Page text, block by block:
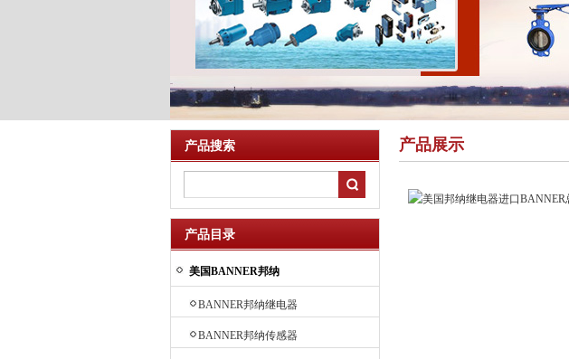
产品搜索
产品目录
美国BANNER邦纳
BANNER邦纳继电器
BANNER邦纳传感器
产品展示